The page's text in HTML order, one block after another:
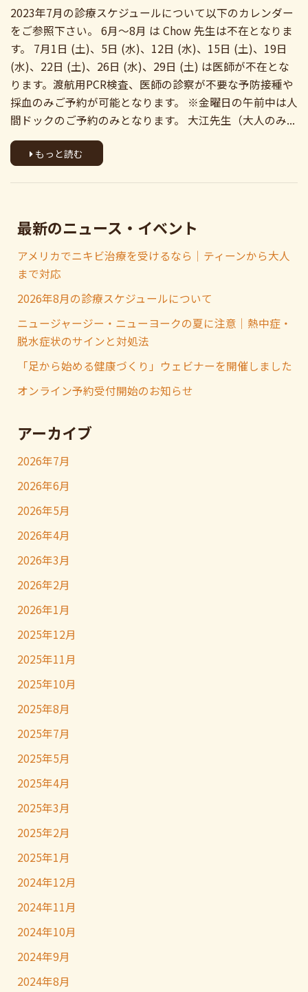
2023年7月の診療スケジュールについて以下のカレンダー
をご参照下さい。 6月〜8月 は Chow 先生は不在となりま
す。 7月1日 (土)、5日 (水)、12日 (水)、15日 (土)、19日
(水)、22日 (土)、26日 (水)、29日 (土) は医師が不在とな
ります。渡航用PCR検査、医師の診察が不要な予防接種や
採血のみご予約が可能となります。 ※金曜日の午前中は人
間ドックのご予約のみとなります。 大江先生（大人のみ...
もっと読む
最新のニュース・イベント
アメリカでニキビ治療を受けるなら｜ティーンから大人
まで対応
2026年8月の診療スケジュールについて
ニュージャージー・ニューヨークの夏に注意｜熱中症・
脱水症状のサインと対処法
「足から始める健康づくり」ウェビナーを開催しました
オンライン予約受付開始のお知らせ
アーカイブ
2026年7月
2026年6月
2026年5月
2026年4月
2026年3月
2026年2月
2026年1月
2025年12月
2025年11月
2025年10月
2025年8月
2025年7月
2025年5月
2025年4月
2025年3月
2025年2月
2025年1月
2024年12月
2024年11月
2024年10月
2024年9月
2024年8月